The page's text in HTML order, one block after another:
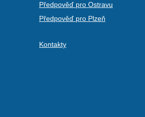
Předpověď pro Ostravu
Předpověď pro Plzeň
Kontakty